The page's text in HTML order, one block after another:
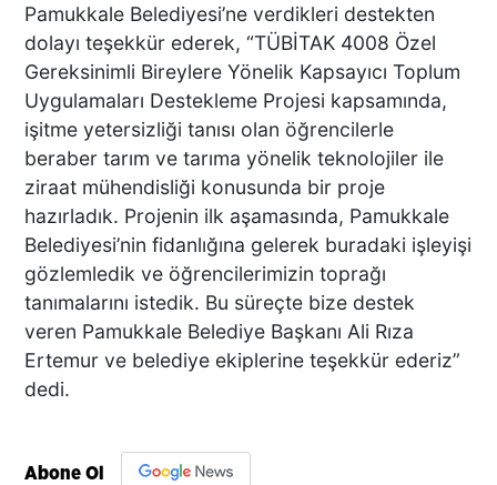
Pamukkale Belediyesi’ne verdikleri destekten
dolayı teşekkür ederek, “TÜBİTAK 4008 Özel
Gereksinimli Bireylere Yönelik Kapsayıcı Toplum
Uygulamaları Destekleme Projesi kapsamında,
işitme yetersizliği tanısı olan öğrencilerle
beraber tarım ve tarıma yönelik teknolojiler ile
ziraat mühendisliği konusunda bir proje
hazırladık. Projenin ilk aşamasında, Pamukkale
Belediyesi’nin fidanlığına gelerek buradaki işleyişi
gözlemledik ve öğrencilerimizin toprağı
tanımalarını istedik. Bu süreçte bize destek
veren Pamukkale Belediye Başkanı Ali Rıza
Ertemur ve belediye ekiplerine teşekkür ederiz”
dedi.
Abone Ol